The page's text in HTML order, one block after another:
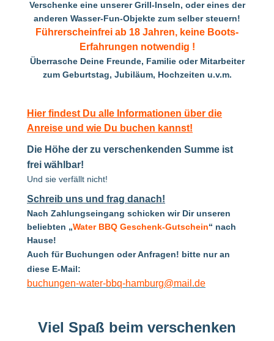
Verschenke eine unserer Grill-Inseln, oder eines der
anderen Wasser-Fun-Objekte zum selber steuern!
Führerscheinfrei ab 18 Jahren, keine Boots-
Erfahrungen notwendig !
Überrasche Deine Freunde, Familie oder Mitarbeiter
zum Geburtstag, Jubiläum, Hochzeiten u.v.m.
Hier findest Du alle Informationen über die
Anreise und wie Du buchen kannst!
Die Höhe der zu verschenkenden Summe ist
frei wählbar!
Und sie verfällt nicht!
Schreib uns und frag danach!
Nach Zahlungseingang schicken wir Dir unseren
beliebten „Water BBQ Geschenk-Gutschein“ nach
Hause!
Auch für Buchungen oder Anfragen! bitte nur an
diese E-Mail:
buchungen-water-bbq-hamburg@mail.de
Viel Spaß beim verschenken